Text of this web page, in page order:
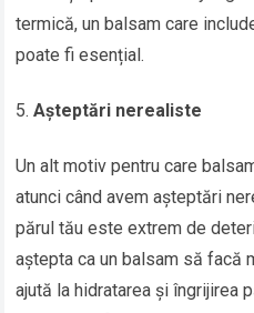
termică, un balsam care
poate fi esențial.
Așteptări nerealiste
Un alt motiv pentru care
atunci când avem așteptări
părul tău este extrem de
aștepta ca un balsam să facă
ajută la hidratarea și îngrijirea